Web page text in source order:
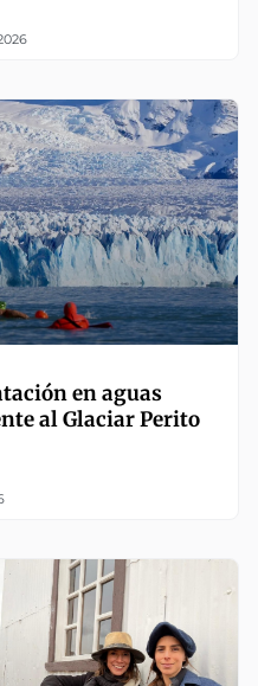
en aguas
al Glaciar Perito